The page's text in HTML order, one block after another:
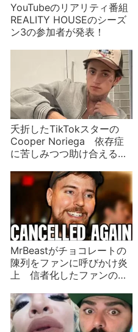
YouTubeのリアリティ番組
REALITY HOUSEのシーズ
ン3の参加者が発表！
夭折したTikTokスターの
Cooper Noriega 依存症
に苦しみつつ助け合える場
MrBeastがチョコレートの
陳列をファンに呼びかけ炎
上 信者化したファンの力